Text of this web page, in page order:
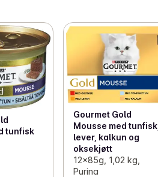
tunfisk
Gourmet Gold
Mousse med tunfisk,
lever, kalkun og
oksekjøtt
12x85g, 1,02 kg,
Purina